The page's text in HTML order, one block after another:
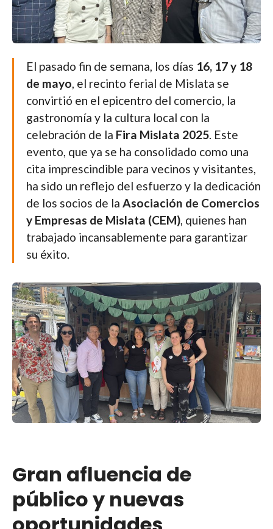
El pasado fin de semana, los días 16, 17 y 18
de mayo, el recinto ferial de Mislata se
convirtió en el epicentro del comercio, la
gastronomía y la cultura local con la
celebración de la Fira Mislata 2025. Este
evento, que ya se ha consolidado como una
cita imprescindible para vecinos y visitantes,
ha sido un reflejo del esfuerzo y la dedicación
de los socios de la Asociación de Comercios
y Empresas de Mislata (CEM), quienes han
trabajado incansablemente para garantizar
su éxito.
Gran afluencia de
público y nuevas